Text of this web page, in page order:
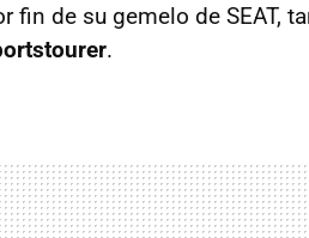
fin de su gemelo de SEAT,
.